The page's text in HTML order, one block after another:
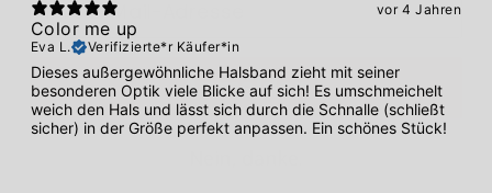
vor 4 Jahren
Color me up
Eva L. Verifizierte*r Käufer*in
Dieses außergewöhnliche Halsband zieht mit seiner
besonderen Optik viele Blicke auf sich! Es umschmeichelt
weich den Hals und lässt sich durch die Schnalle (schließt
sicher) in der Größe perfekt anpassen. Ein schönes Stück!
Nein, danke.